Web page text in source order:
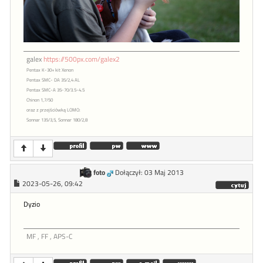
galex https://500px.com/galex2
Pentax K-30+ kit Xenon
Pentax SMC- DA 35/2,4 AL
Pentax SMC-A 35-70/3.5-4.5
Chinon 1,7/50
oraz z przejściówką LOMO:
Sonnar 135/3,5, Sonnar 180/2,8
foto
Dołączył: 03 Maj 2013
2023-05-26, 09:42
Dyzio
MF , FF , APS-C